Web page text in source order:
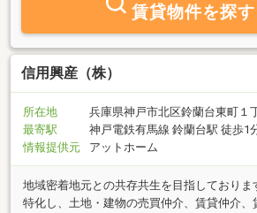
賃貸物件を探す
信用興産（株）
所在地
兵庫県神戸市北区鈴蘭台東町１
最寄駅
神戸電鉄有馬線 鈴蘭台駅 徒歩1
情報提供元
アットホーム
地域密着地元との共存共生を目指しておりま
特化し、土地・建物の売買仲介、賃貸仲介、